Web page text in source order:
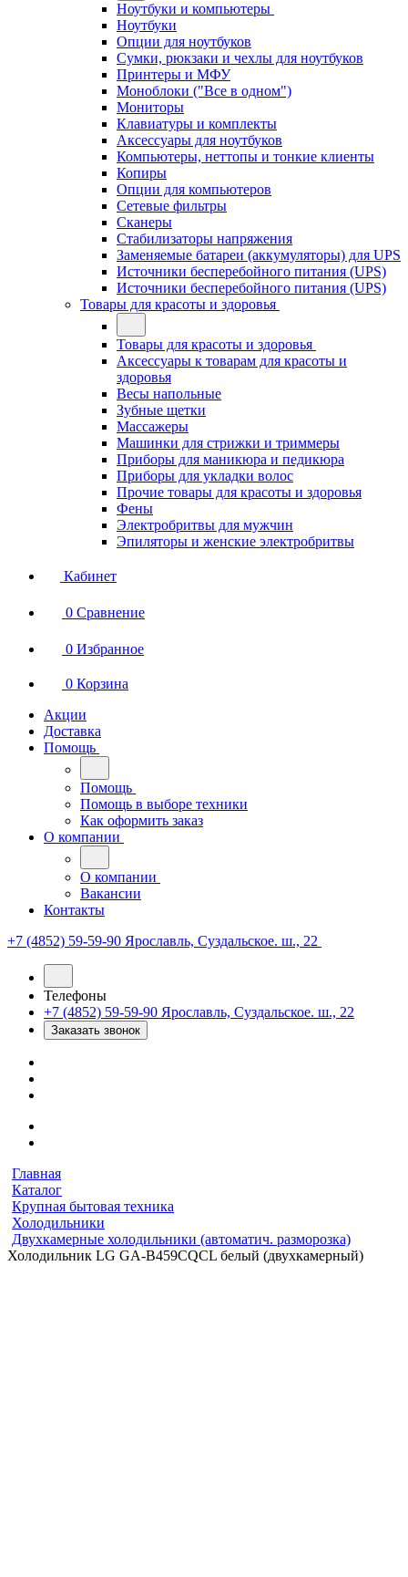
Ноутбуки и компьютеры
Ноутбуки
Опции для ноутбуков
Сумки, рюкзаки и чехлы для ноутбуков
Принтеры и МФУ
Моноблоки ("Все в одном")
Мониторы
Клавиатуры и комплекты
Аксессуары для ноутбуков
Компьютеры, неттопы и тонкие клиенты
Копиры
Опции для компьютеров
Сетевые фильтры
Сканеры
Стабилизаторы напряжения
Заменяемые батареи (аккумуляторы) для UPS
Источники бесперебойного питания (UPS)
Источники бесперебойного питания (UPS)
Товары для красоты и здоровья
Товары для красоты и здоровья
Аксессуары к товарам для красоты и
здоровья
Весы напольные
Зубные щетки
Массажеры
Машинки для стрижки и триммеры
Приборы для маникюра и педикюра
Приборы для укладки волос
Прочие товары для красоты и здоровья
Фены
Электробритвы для мужчин
Эпиляторы и женские электробритвы
Кабинет
0 Сравнение
0 Избранное
0 Корзина
Акции
Доставка
Помощь
Помощь
Помощь в выборе техники
Как оформить заказ
О компании
О компании
Вакансии
Контакты
+7 (4852) 59-59-90 Ярославль, Суздальское. ш., 22
Телефоны
+7 (4852) 59-59-90 Ярославль, Суздальское. ш., 22
Заказать звонок
Главная
Каталог
Крупная бытовая техника
Холодильники
Двухкамерные холодильники (автоматич. разморозка)
Холодильник LG GA-B459CQCL белый (двухкамерный)